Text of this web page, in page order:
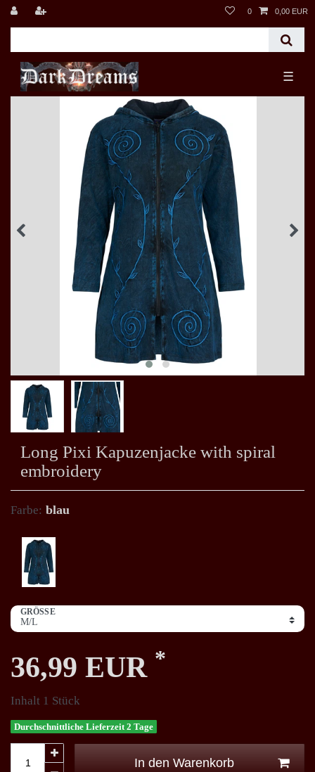
0 0,00 EUR
☰
Long Pixi Kapuzenjacke with spiral
embroidery
Farbe: blau
GRÖSSE
36,99 EUR *
Inhalt 1 Stück
Durchschnittliche Lieferzeit 2 Tage
In den Warenkorb